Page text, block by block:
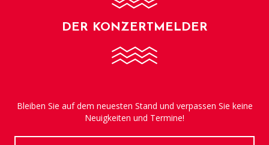
DER KONZERTMELDER
Bleiben Sie auf dem neuesten Stand und verpassen Sie keine
Neuigkeiten und Termine!